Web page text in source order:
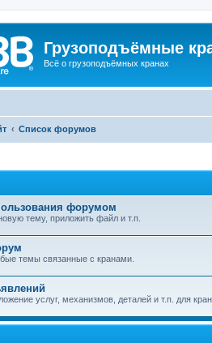
Грузоподъёмные
Всё о грузоподъёмных кранах
Список форумов
форумом
тему, приложить файл и т.п.
темы связанные с кранами.
услуг, механизмов, деталей и т.п. для